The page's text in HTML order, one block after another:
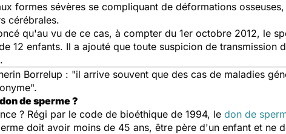
formes sévères se compliquant de déformations
cérébrales.
qu'au vu de ce cas, à compter du 1er octobre 2012, le
12 enfants. Il a ajouté que toute suspicion de transmission
Borrelup : "il arrive souvent que des cas de maladies
de sperme ?
? Régi par le code de bioéthique de 1994, le don de
doit avoir moins de 45 ans, être père d'un enfant et ne